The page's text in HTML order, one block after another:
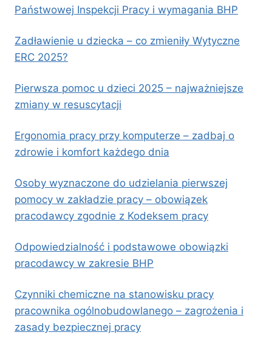
Państwowej Inspekcji Pracy i wymagania BHP
Zadławienie u dziecka – co zmieniły Wytyczne
ERC 2025?
Pierwsza pomoc u dzieci 2025 – najważniejsze
zmiany w resuscytacji
Ergonomia pracy przy komputerze – zadbaj o
zdrowie i komfort każdego dnia
Osoby wyznaczone do udzielania pierwszej
pomocy w zakładzie pracy – obowiązek
pracodawcy zgodnie z Kodeksem pracy
Odpowiedzialność i podstawowe obowiązki
pracodawcy w zakresie BHP
Czynniki chemiczne na stanowisku pracy
pracownika ogólnobudowlanego – zagrożenia i
zasady bezpiecznej pracy